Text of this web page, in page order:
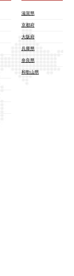
滋賀県
京都府
大阪府
兵庫県
奈良県
和歌山県